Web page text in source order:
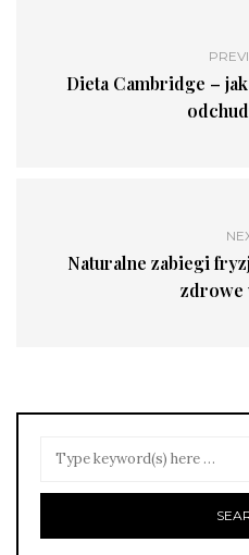
Dieta Cambridge –
Naturalne zabiegi
zdrowe